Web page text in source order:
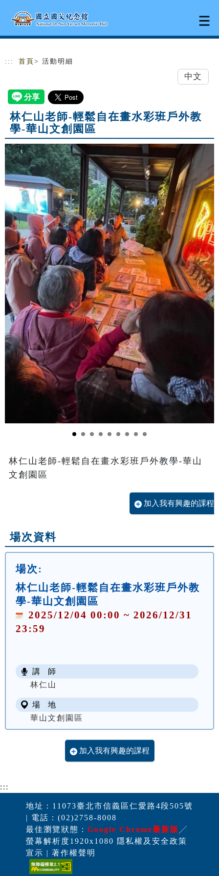
::: 首頁 > 活動明細
中文
林仁山老師-輕鬆自在畫水彩班戶外教
學-華山文創園區
林仁山老師-輕鬆自在畫水彩班戶外教學-華山
文創園區
加入我有興趣的課程
場次資料
場次:
林仁山老師-輕鬆自在畫水彩班戶外教
學-華山文創園區
2025/12/04 00:00 ~ 2026/12/31
23:59
講 師
林仁山
場 地
華山文創園區
加入我有興趣的課程
:::
地址：11073臺北市信義區仁愛路4段505號
| 電話：(02)2758-8008
最佳瀏覽狀態： Google Chrome最新版 ╱
螢幕解析度1920x1080 隱私權及安全政策
宣示 | 著作權聲明